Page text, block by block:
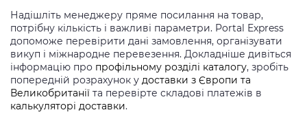
Надішліть менеджеру пряме посилання на товар,
потрібну кількість і важливі параметри. Portal Express
допоможе перевірити дані замовлення, організувати
викуп і міжнародне перевезення. Докладніше дивіться
інформацію про профільному розділі каталогу, зробіть
попередній розрахунок у доставки з Європи та
Великобританії та перевірте складові платежів в
калькуляторі доставки.